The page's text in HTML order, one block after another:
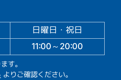
日曜日・祝日
11:00～20:00
す。
よりご確認ください。